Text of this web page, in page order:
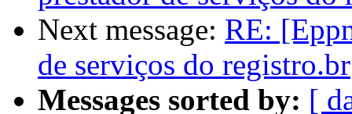
Next message: RE:
de serviços do registro.br
Messages sorted by: [